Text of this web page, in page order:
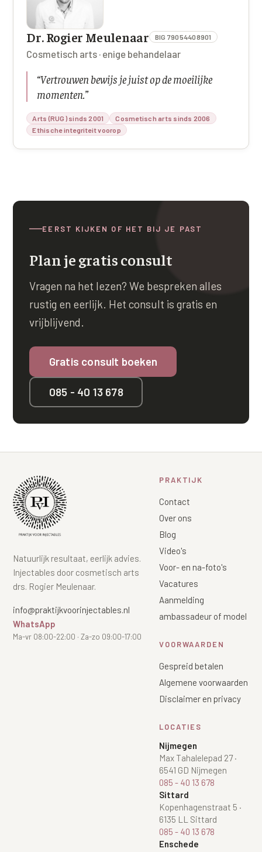
Overmatig zweten
Kaalheid en haarverlies
Bekijk alle zones →
PRP-behandeling
RRS HA Eyes
Tretinoïne (vitamine A zuur) crème
Alle behandelingen →
Dr. Rogier Meulenaar BIG 79054408901
Cosmetisch arts · enige behandelaar
“Vertrouwen bewijs je juist op de moeilijke
momenten. ”
Arts (RUG) sinds 2001
Cosmetisch arts sinds 2006
Ethische integriteit voorop
EERST KIJKEN OF HET BIJ JE PAST
Plan je gratis consult
Vragen na het lezen? We bespreken alles
rustig en eerlijk. Het consult is gratis en
vrijblijvend.
Gratis consult boeken
085 - 40 13 678
Natuurlijk resultaat, eerlijk advies.
Injectables door cosmetisch arts
drs. Rogier Meulenaar.
info@praktijkvoorinjectables.nl
WhatsApp
Ma-vr 08:00-22:00 · Za-zo 09:00-17:00
PRAKTIJK
Contact
Over ons
Blog
Video's
Voor- en na-foto's
Vacatures
Aanmelding
ambassadeur of model
VOORWAARDEN
Gespreid betalen
Algemene voorwaarden
Disclaimer en privacy
LOCATIES
Nijmegen
Max Tahalelepad 27·
6541 GD Nijmegen
085 - 40 13 678
Sittard
Kopenhagenstraat 5 ·
6135 LL Sittard
085 - 40 13 678
Enschede